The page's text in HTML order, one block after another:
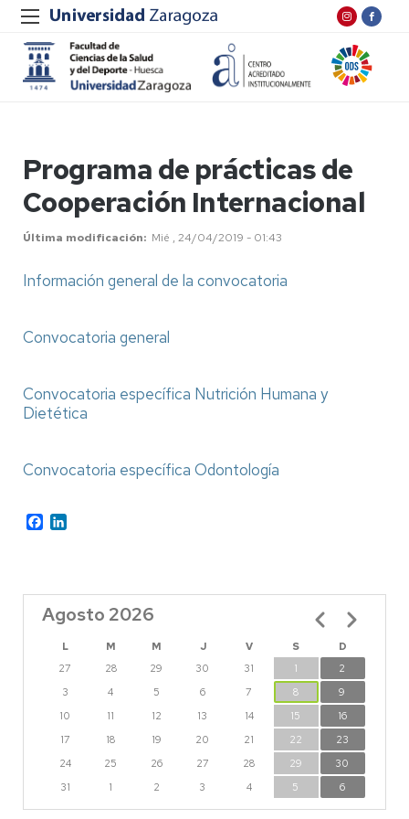
Programa de prácticas de
Cooperación Internacional
Última modificación Mié , 24/04/2019 - 01:43
Información general de la convocatoria
Convocatoria general
Convocatoria específica Nutrición Humana y
Dietética
Convocatoria específica Odontología
Facebook
Agosto 2026
L M M J V S
D
27
28 29 30 31 1
2
3
4 5 6 7 8
9
10
11 12 13 14 15
16
17
18 19 20 21 22
23
24
25 26 27 28 29
30
31
1 2 3 4 5 6
Paginación